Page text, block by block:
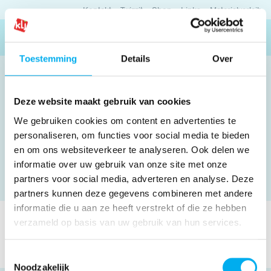
Toestemming Details Over
Deze website maakt gebruik van cookies
We gebruiken cookies om content en advertenties te
personaliseren, om functies voor social media te bieden
en om ons websiteverkeer te analyseren. Ook delen we
informatie over uw gebruik van onze site met onze
partners voor social media, adverteren en analyse. Deze
partners kunnen deze gegevens combineren met andere
informatie die u aan ze heeft verstrekt of die ze hebben
verzameld op basis van uw gebruik van hun services.
Noodzakelijk
Kontakt Twizzit Shop Links Materialverleih
Mitglied werden
Startseite
Wonach suchst du?
Suchen